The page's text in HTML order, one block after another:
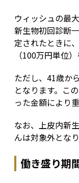
ウィッシュの最
新生物初回診断
定されたときに
（100万円単位
ただし、41歳か
となります。こ
った金額により
なお、上皮内新
んは対象外となり
働き盛り期